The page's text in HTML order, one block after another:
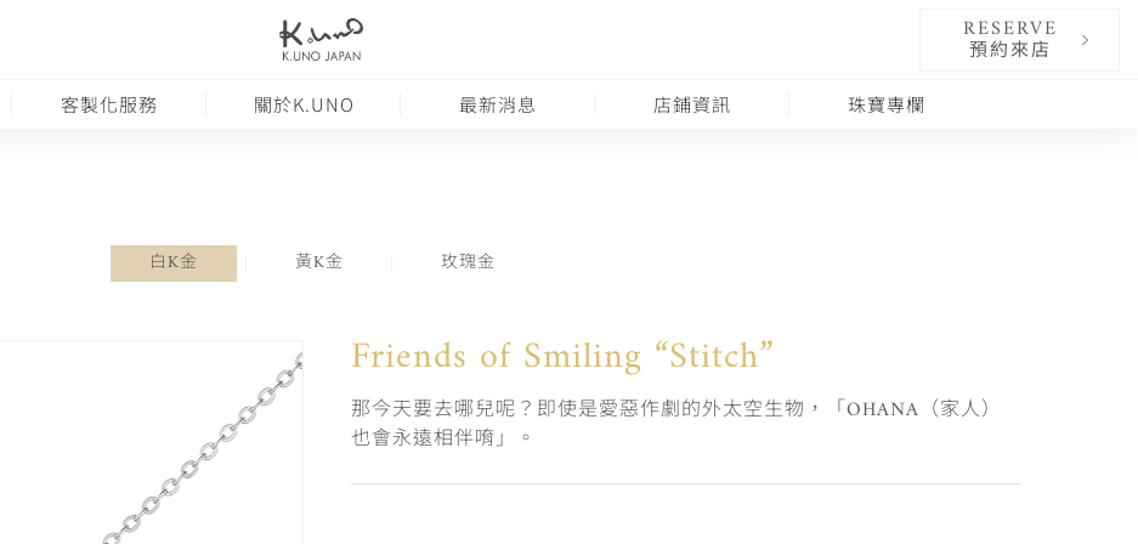
RESERVE
預約來店
客製化服務 關於K.UNO 最新消息 店鋪資訊 珠寶專欄
白K金 黃K金 玫瑰金
Friends of Smiling “Stitch”
那今天要去哪兒呢？即使是愛惡作劇的外太空生物，「OHANA（家人）
也會永遠相伴唷」。